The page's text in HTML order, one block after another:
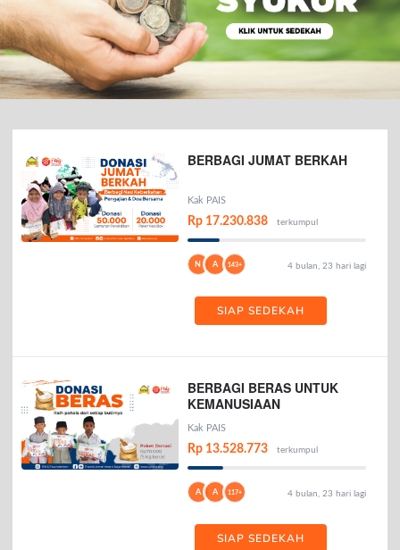
BERBAGI JUMAT BERKAH
Kak PAIS
Rp 17.230.838 terkumpul
N A 143+ 4 bulan, 23 hari lagi
SIAP SEDEKAH
BERBAGI BERAS UNTUK
KEMANUSIAAN
Kak PAIS
Rp 13.528.773 terkumpul
A A 117+ 4 bulan, 23 hari lagi
SIAP SEDEKAH